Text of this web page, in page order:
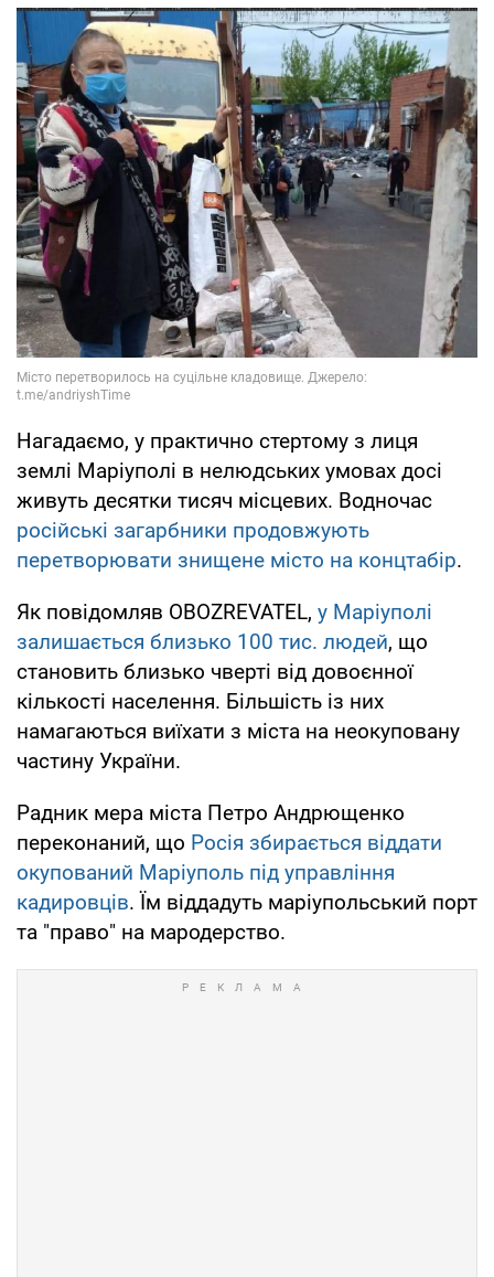
Нагадаємо, у практично стертому з лиця
землі Маріуполі в нелюдських умовах досі
живуть десятки тисяч місцевих. Водночас
російські загарбники продовжують
перетворювати знищене місто на концтабір.
Як повідомляв OBOZREVATEL, у Маріуполі
залишається близько 100 тис. людей, що
становить близько чверті від довоєнної
кількості населення. Більшість із них
намагаються виїхати з міста на неокуповану
частину України.
Радник мера міста Петро Андрющенко
переконаний, що Росія збирається віддати
окупований Маріуполь під управління
кадировців. Їм віддадуть маріупольський порт
та "право" на мародерство.